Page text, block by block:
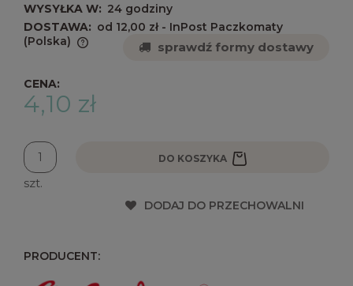
WYSYŁKA W: 24 godziny
DOSTAWA: od 12,00 zł - InPost Paczkomaty
(Polska)
Cena nie zawiera ewentualnych kosztów
sprawdź formy dostawy
CENA:
4,10 zł
szt.
DO KOSZYKA
DODAJ DO PRZECHOWALNI
PRODUCENT: